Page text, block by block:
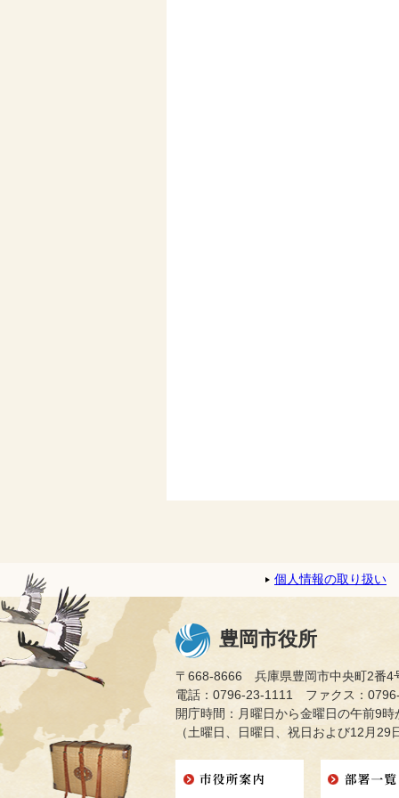
個人情報の取り扱い
豊岡市役所
〒668-8666 兵庫県豊岡市中央町2番4
電話：0796-23-1111 ファクス：
開庁時間：月曜日から金曜日の午前9
（土曜日、日曜日、祝日および12月